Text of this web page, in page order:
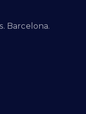
Barcelona.